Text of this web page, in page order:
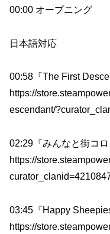
00:00 オープニング
日本語対応
00:58『The First
https://
escendant/
02:29『みんなと街コ
https://
03:45『Happy
https://